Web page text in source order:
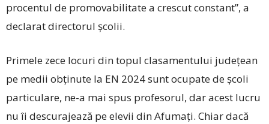
procentul de promovabilitate a crescut constant”, a
declarat directorul școlii.
Primele zece locuri din topul clasamentului județean
pe medii obținute la EN 2024 sunt ocupate de școli
particulare, ne-a mai spus profesorul, dar acest lucru
nu îi descurajează pe elevii din Afumați. Chiar dacă